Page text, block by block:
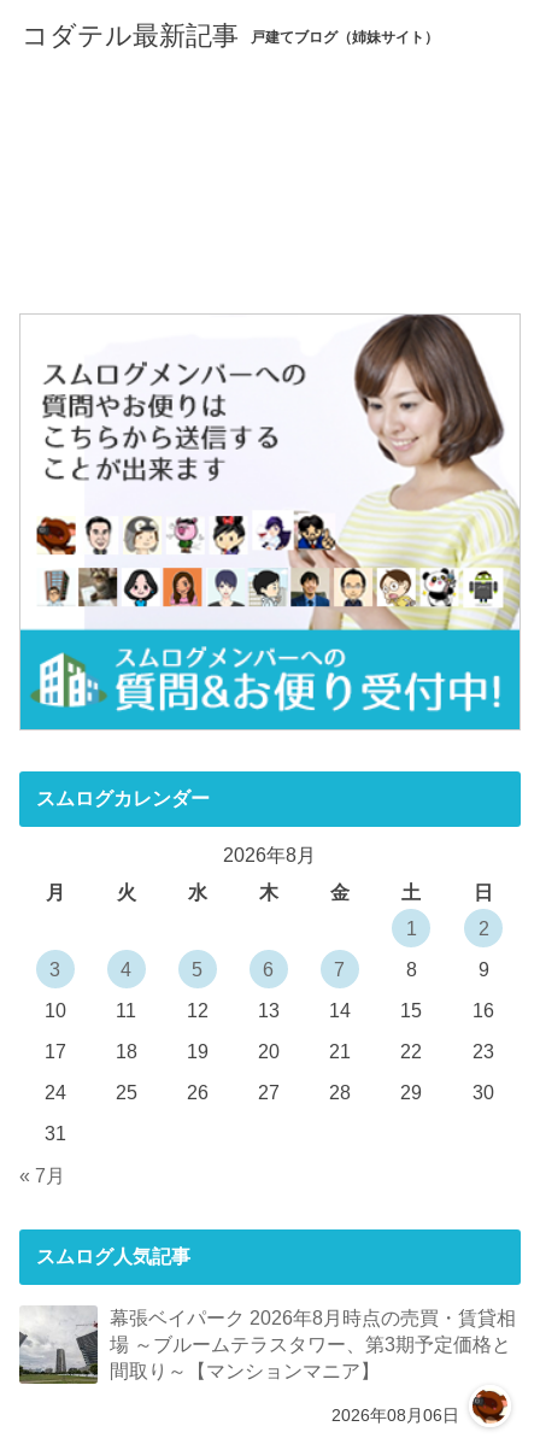
コダテル最新記事 戸建てブログ（姉妹サイト）
スムログカレンダー
2026年8月
月
火 水 木 金 土
日
1
2
3
4 5 6 7 8
9
10
11 12 13 14 15
16
17
18 19 20 21 22
23
24
25 26 27 28 29
30
31
« 7月
スムログ人気記事
幕張ベイパーク 2026年8月時点の売買・賃貸相
場 ～ブルームテラスタワー、第3期予定価格と
間取り～【マンションマニア】
2026年08月06日